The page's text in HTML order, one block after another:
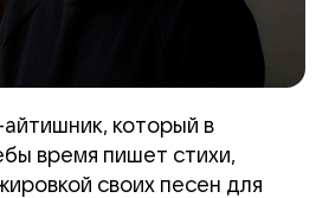
который в
время пишет стихи,
своих песен для